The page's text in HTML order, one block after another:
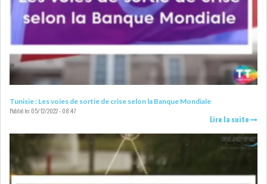
Tunisie : Les voies de sortie de crise selon la Banque Mondiale
Publié le:05/12/2022 - 08:47
Lire la suite